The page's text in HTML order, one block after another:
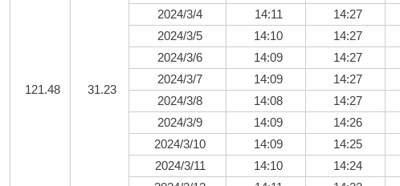
121.48 31.23
2024/3/4
14:11 14:27
2024/3/5
14:10 14:27
2024/3/6
14:09 14:27
2024/3/7
14:09 14:27
2024/3/8
14:08 14:27
2024/3/9
14:09 14:26
2024/3/10
14:09 14:25
2024/3/11
14:10 14:24